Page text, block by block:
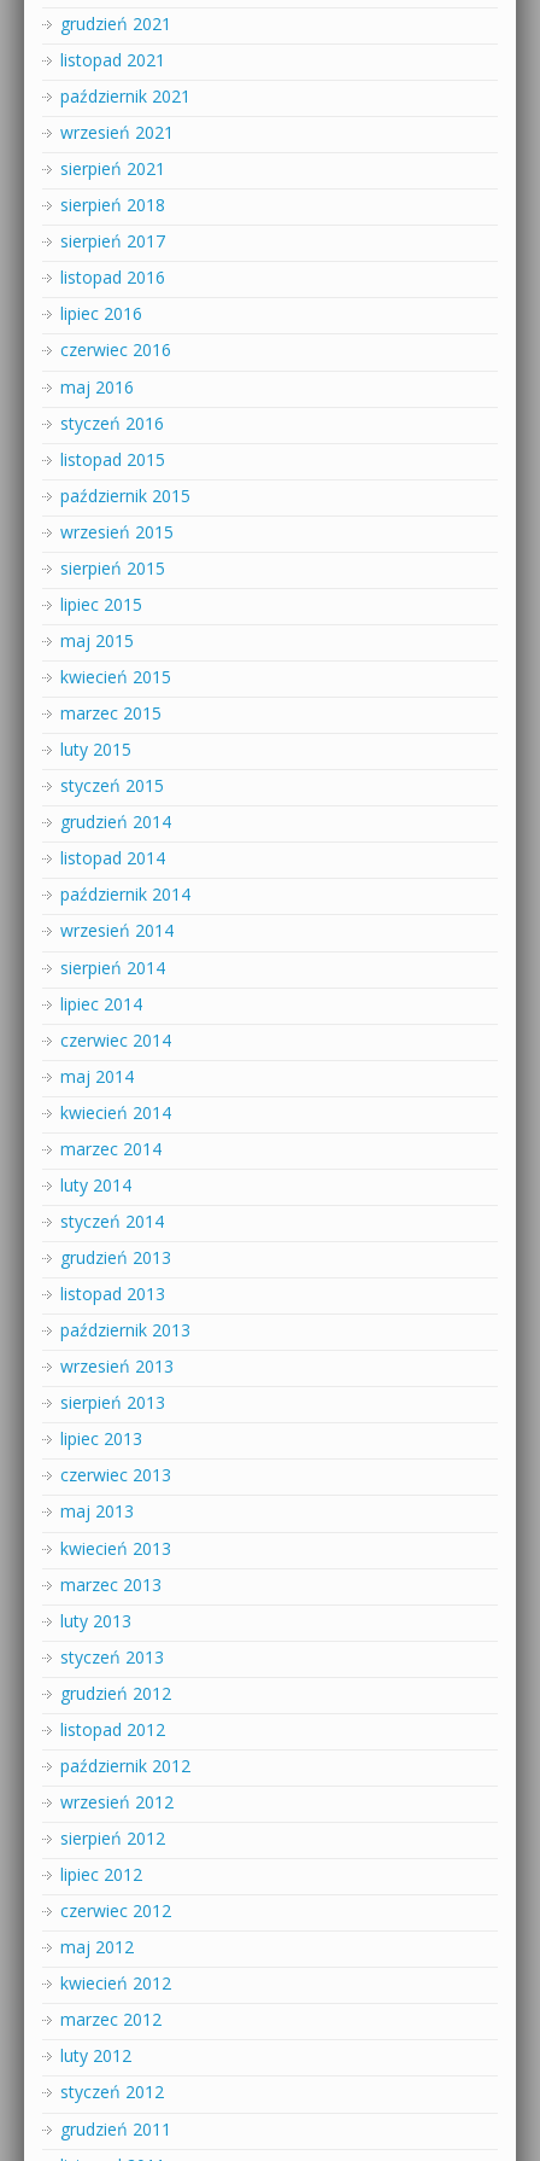
grudzień 2021
listopad 2021
październik 2021
wrzesień 2021
sierpień 2021
sierpień 2018
sierpień 2017
listopad 2016
lipiec 2016
czerwiec 2016
maj 2016
styczeń 2016
listopad 2015
październik 2015
wrzesień 2015
sierpień 2015
lipiec 2015
maj 2015
kwiecień 2015
marzec 2015
luty 2015
styczeń 2015
grudzień 2014
listopad 2014
październik 2014
wrzesień 2014
sierpień 2014
lipiec 2014
czerwiec 2014
maj 2014
kwiecień 2014
marzec 2014
luty 2014
styczeń 2014
grudzień 2013
listopad 2013
październik 2013
wrzesień 2013
sierpień 2013
lipiec 2013
czerwiec 2013
maj 2013
kwiecień 2013
marzec 2013
luty 2013
styczeń 2013
grudzień 2012
listopad 2012
październik 2012
wrzesień 2012
sierpień 2012
lipiec 2012
czerwiec 2012
maj 2012
kwiecień 2012
marzec 2012
luty 2012
styczeń 2012
grudzień 2011